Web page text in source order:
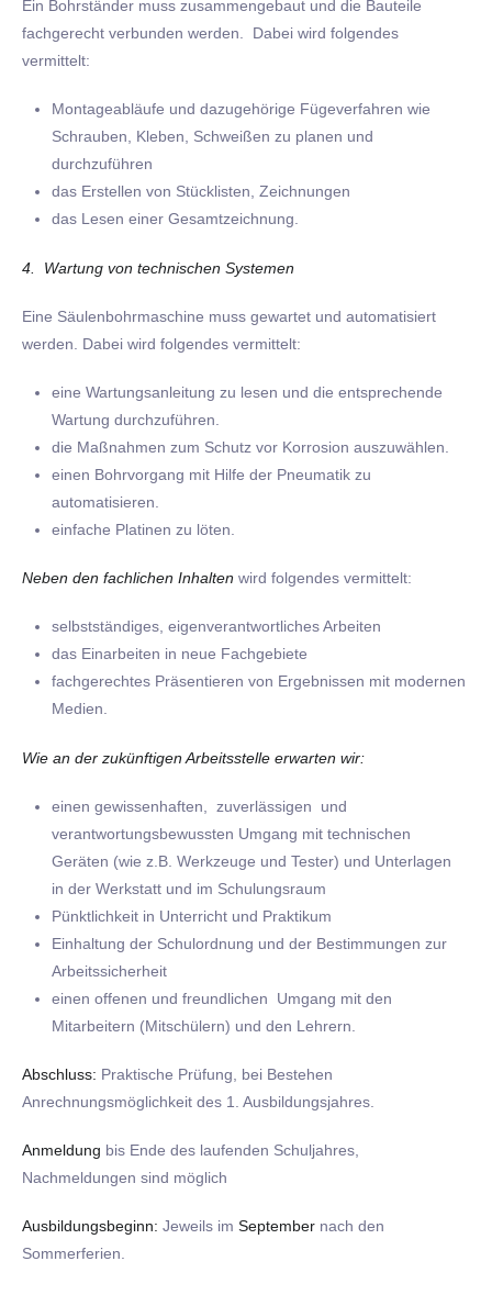
Ein Bohrständer muss zusammengebaut und die Bauteile
fachgerecht verbunden werden. Dabei wird folgendes
vermittelt:
Montageabläufe und dazugehörige Fügeverfahren wie
Schrauben, Kleben, Schweißen zu planen und
durchzuführen
das Erstellen von Stücklisten, Zeichnungen
das Lesen einer Gesamtzeichnung.
4. Wartung von technischen Systemen
Eine Säulenbohrmaschine muss gewartet und automatisiert
werden. Dabei wird folgendes vermittelt:
eine Wartungsanleitung zu lesen und die entsprechende
Wartung durchzuführen.
die Maßnahmen zum Schutz vor Korrosion auszuwählen.
einen Bohrvorgang mit Hilfe der Pneumatik zu
automatisieren.
einfache Platinen zu löten.
Neben den fachlichen Inhalten wird folgendes vermittelt:
selbstständiges, eigenverantwortliches Arbeiten
das Einarbeiten in neue Fachgebiete
fachgerechtes Präsentieren von Ergebnissen mit modernen
Medien.
Wie an der zukünftigen Arbeitsstelle erwarten wir:
einen gewissenhaften, zuverlässigen und
verantwortungsbewussten Umgang mit technischen
Geräten (wie z.B. Werkzeuge und Tester) und Unterlagen
in der Werkstatt und im Schulungsraum
Pünktlichkeit in Unterricht und Praktikum
Einhaltung der Schulordnung und der Bestimmungen zur
Arbeitssicherheit
einen offenen und freundlichen Umgang mit den
Mitarbeitern (Mitschülern) und den Lehrern.
Abschluss: Praktische Prüfung, bei Bestehen
Anrechnungsmöglichkeit des 1. Ausbildungsjahres.
Anmeldung bis Ende des laufenden Schuljahres,
Nachmeldungen sind möglich
Ausbildungsbeginn: Jeweils im September nach den
Sommerferien.